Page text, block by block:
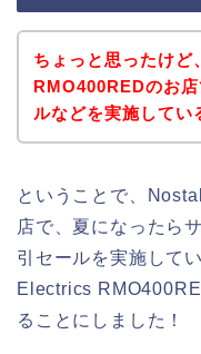
ちょっと思ったけ
RMO400REDのお
ルなどを実施してい
ということで、
店で、夏になったら
引セールを実施して
Electrics
ることにしました！